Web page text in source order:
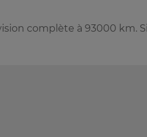
complète à 93000 km.